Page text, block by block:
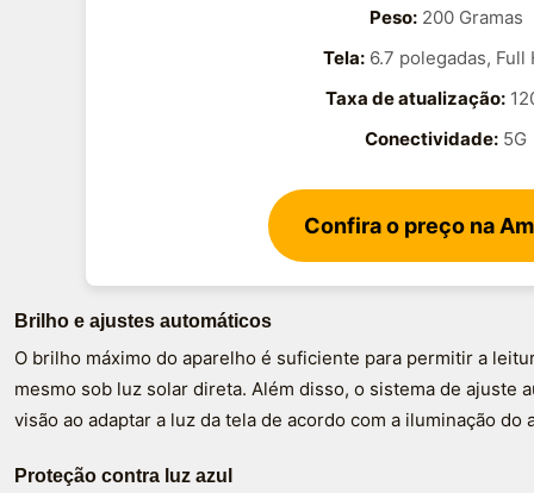
Peso:200 Gramas
Tela: 6.7 polegadas, Full
Taxa de atualização:
Conectividade: 5G
Confira o preço na
Brilho e ajustes automáticos
O brilho máximo do aparelho é suficiente para permitir a
mesmo sob luz solar direta. Além disso, o sistema de ajuste
visão ao adaptar a luz da tela de acordo com a iluminação do
Proteção contra luz azul